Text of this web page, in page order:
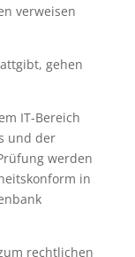
verweisen
gehen
IT-Bereich
und der
werden
in
rechtlichen